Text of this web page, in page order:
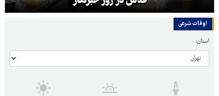
اوقات شرعی
استان: